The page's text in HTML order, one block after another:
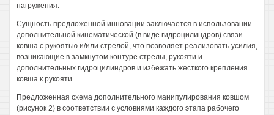
нагружения.
Сущность предложенной инновации заключается в использовании
дополнительной кинематической (в виде гидроцилиндров) связи
ковша с рукоятью и/или стрелой, что позволяет реализовать усилия,
возникающие в замкнутом контуре стрелы, рукояти и
дополнительных гидроцилиндров и избежать жесткого крепления
ковша к рукояти.
Предложенная схема дополнительного манипулирования ковшом
(рисунок 2) в соответствии с условиями каждого этапа рабочего